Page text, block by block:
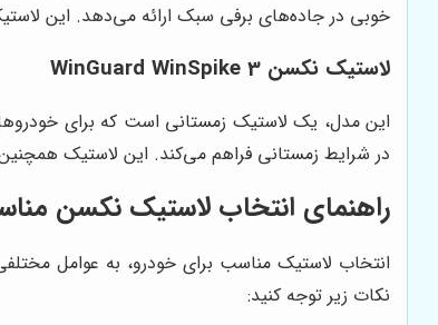
خوبی در جاده‌های برفی سبک ارائه می‌دهد. این
لاستیک نکسن WinGuard WinSpike 3
در شرایط زمستانی فراهم می‌کند. این لاستیک
راهنمای انتخاب لاستیک نکسن
انتخاب لاستیک مناسب برای خودرو، به عوامل
نکات زیر توجه کنید: